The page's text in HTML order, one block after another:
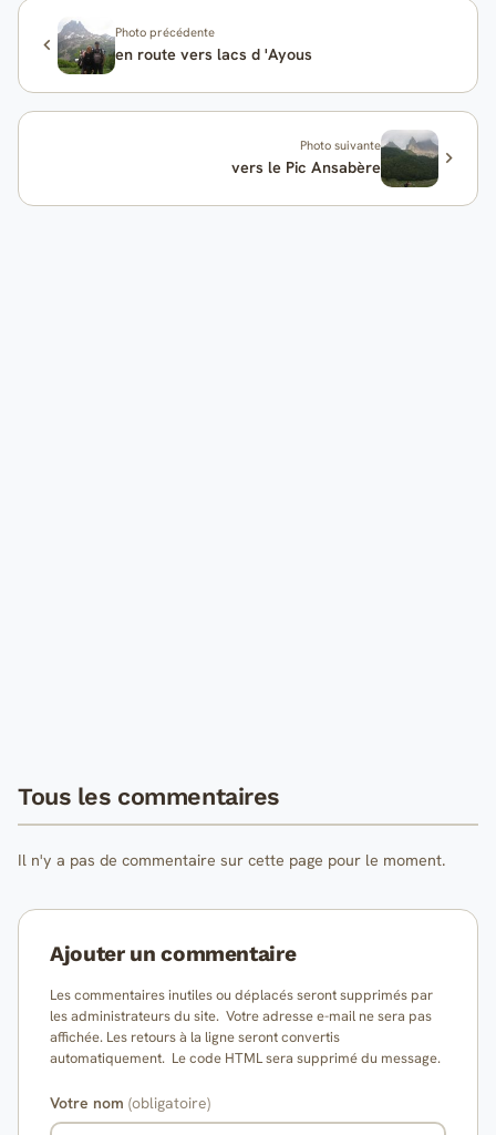
Photo précédente
en route vers lacs d 'Ayous
Photo suivante
vers le Pic Ansabère
Tous les commentaires
Il n'y a pas de commentaire sur cette page pour le moment.
Ajouter un commentaire
Les commentaires inutiles ou déplacés seront supprimés par
les administrateurs du site. Votre adresse e-mail ne sera pas
affichée. Les retours à la ligne seront convertis
automatiquement. Le code HTML sera supprimé du message.
Votre nom (obligatoire)